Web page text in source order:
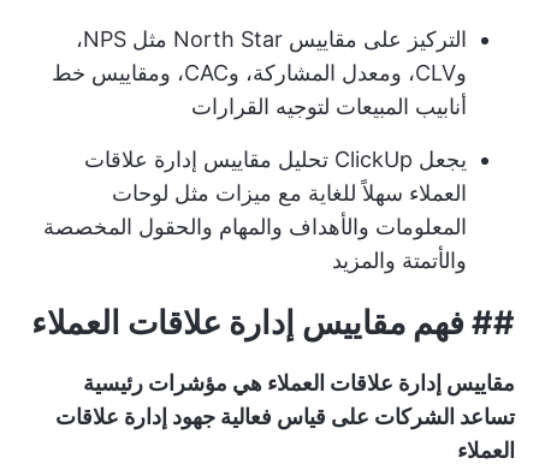
التركيز على مقاييس North Star مثل NPS،
وCLV، ومعدل المشاركة، وCAC، ومقاييس خط
أنابيب المبيعات لتوجيه القرارات
يجعل ClickUp تحليل مقاييس إدارة علاقات
العملاء سهلاً للغاية مع ميزات مثل لوحات
المعلومات والأهداف والمهام والحقول المخصصة
والأتمتة والمزيد
## فهم مقاييس إدارة علاقات العملاء
مقاييس إدارة علاقات العملاء هي مؤشرات رئيسية
تساعد الشركات على قياس فعالية جهود إدارة علاقات
العملاء